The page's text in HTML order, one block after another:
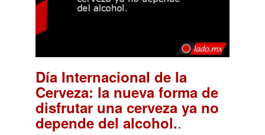
Día Internacional de la
Cerveza: la nueva forma de
disfrutar una cerveza ya no
depende del alcohol..